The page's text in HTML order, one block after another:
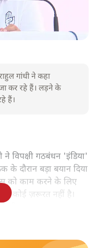
गांधी ने कहा
कर रहे हैं। लड़ने के
हैं।
ने विपक्षी गठबंधन 'इंडिया'
दौरान बड़ा बयान दिया
को काम करने के लिए
की कोई ज़रूरत नहीं है।